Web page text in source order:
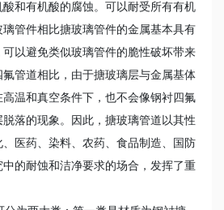
和有机酸的腐蚀。可以耐受所有有机
管件相比搪玻璃管件的金属基本具有
以避免类似玻璃管件的脆性破坏带来
管道相比，由于搪玻璃层与金属基体
温和真空条件下，也不会像钢衬四氟
落的现象。因此，搪玻璃管道以其性
医药、染料、农药、食品制造、国防
的耐蚀和洁净要求的场合，发挥了重